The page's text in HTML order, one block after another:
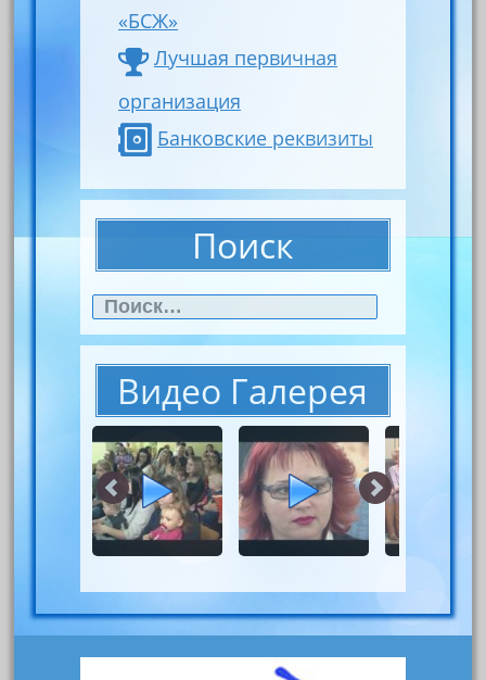
«БСЖ»
Лучшая первичная
организация
Банковские реквизиты
Поиск
Найти:
Видео Галерея